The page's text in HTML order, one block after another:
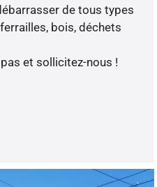
de tous types
bois, déchets
et sollicitez-nous !